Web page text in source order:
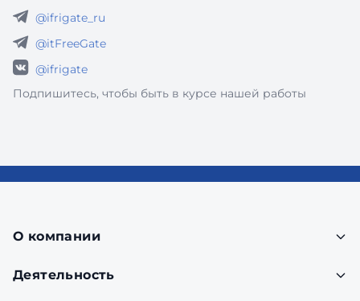
@ifrigate_ru
@itFreeGate
@ifrigate
Подпишитесь, чтобы быть в курсе нашей работы
О компании
Деятельность